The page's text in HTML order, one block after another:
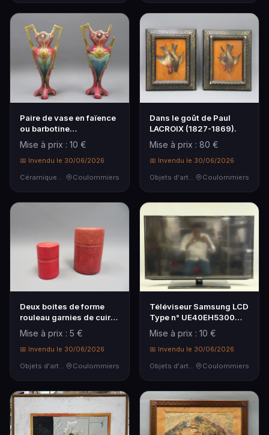
Paire de vase en faïence
ou barbotine
polychrome, décor flor…
Mise à prix : 10 €
📅 Invendu le 30/06/2026
Coulommiers
Dans le goût de Paul
LACROIX (1827-1869).
Mise à prix : 80 €
📅 Invendu le 30/06/2026
Coulommiers
Deux boites de forme
rouleau garnies de cuir
rouge, filet do…
Mise à prix : 5 €
📅 Invendu le 30/06/2026
Objets d'art & Curiosités
Coulommiers
Téléviseur Samsung LCD
Type n° UE40EH5300
AC220-240V 50/6 Hz…
Mise à prix : 10 €
📅 Invendu le 30/06/2026
Objets d'art & Curiosités
Coulommiers